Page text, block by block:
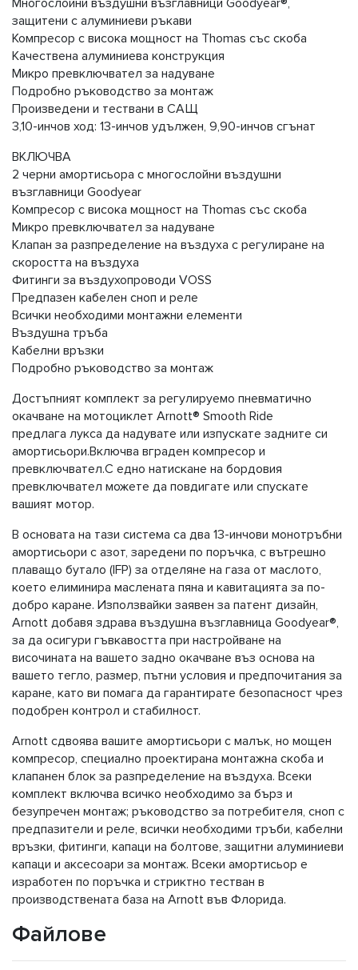
Многослойни въздушни възглавници Goodyear®,
защитени с алуминиеви ръкави
Компресор с висока мощност на Thomas със скоба
Качествена алуминиева конструкция
Микро превключвател за надуване
Подробно ръководство за монтаж
Произведени и тествани в САЩ
3,10-инчов ход: 13-инчов удължен, 9,90-инчов сгънат
ВКЛЮЧВА
2 черни амортисьора с многослойни въздушни
възглавници Goodyear
Компресор с висока мощност на Thomas със скоба
Микро превключвател за надуване
Клапан за разпределение на въздуха с регулиране на
скоростта на въздуха
Фитинги за въздухопроводи VOSS
Предпазен кабелен сноп и реле
Всички необходими монтажни елементи
Въздушна тръба
Кабелни връзки
Подробно ръководство за монтаж
Достъпният комплект за регулируемо пневматично
окачване на мотоциклет Arnott® Smooth Ride
предлага лукса да надувате или изпускате задните си
амортисьори.Включва вграден компресор и
превключвател.С едно натискане на бордовия
превключвател можете да повдигате или спускате
вашият мотор.
В основата на тази система са два 13-инчови монотръбни
амортисьори с азот, заредени по поръчка, с вътрешно
плаващо бутало (IFP) за отделяне на газа от маслото,
което елиминира маслената пяна и кавитацията за по-
добро каране. Използвайки заявен за патент дизайн,
Arnott добавя здрава въздушна възглавница Goodyear®,
за да осигури гъвкавостта при настройване на
височината на вашето задно окачване въз основа на
вашето тегло, размер, пътни условия и предпочитания за
каране, като ви помага да гарантирате безопасност чрез
подобрен контрол и стабилност.
Arnott сдвоява вашите амортисьори с малък, но мощен
компресор, специално проектирана монтажна скоба и
клапанен блок за разпределение на въздуха. Всеки
комплект включва всичко необходимо за бърз и
безупречен монтаж; ръководство за потребителя, сноп с
предпазители и реле, всички необходими тръби, кабелни
връзки, фитинги, капаци на болтове, защитни алуминиеви
капаци и аксесоари за монтаж. Всеки амортисьор е
изработен по поръчка и стриктно тестван в
производствената база на Arnott във Флорида.
Файлове